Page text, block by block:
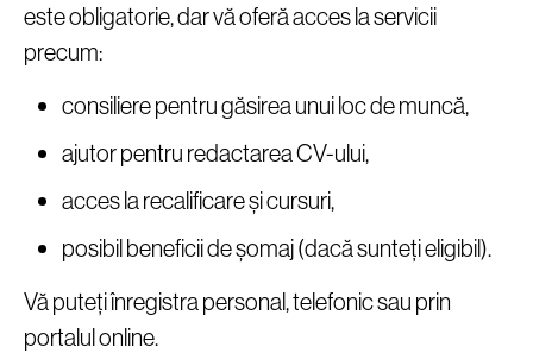
este obligatorie, dar vă oferă acces la servicii
precum:
consiliere pentru găsirea unui loc de muncă,
ajutor pentru redactarea CV-ului,
acces la recalificare și cursuri,
posibil beneficii de șomaj (dacă sunteți eligibil).
Vă puteți înregistra personal, telefonic sau prin
portalul online.